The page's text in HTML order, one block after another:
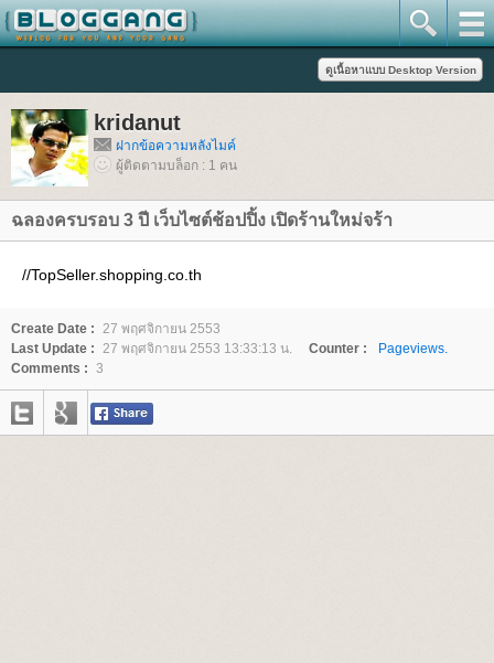
kridanut
ฝากข้อความหลังไมค์
ผู้ติดตามบล็อก : 1 คน
ฉลองครบรอบ 3 ปี เว็บไซต์ช้อปปิ้ง เปิดร้านใหม่จร้า
//TopSeller.shopping.co.th
Create Date : 27 พฤศจิกายน 2553
Last Update : 27 พฤศจิกายน 2553 13:33:13 น. Counter :
Pageviews.
Comments : 3